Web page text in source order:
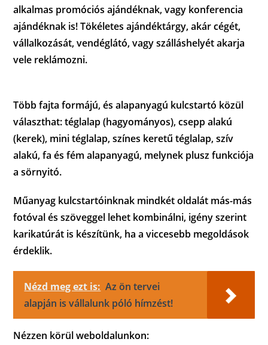
alkalmas promóciós ajándéknak, vagy konferencia
ajándéknak is! Tökéletes ajándéktárgy, akár cégét,
vállalkozását, vendéglátó, vagy szálláshelyét akarja
vele reklámozni.
Több fajta formájú, és alapanyagú kulcstartó közül
választhat: téglalap (hagyományos), csepp alakú
(kerek), mini téglalap, színes keretű téglalap, szív
alakú, fa és fém alapanyagú, melynek plusz funkciója
a sörnyitó.
Műanyag kulcstartóinknak mindkét oldalát más-más
fotóval és szöveggel lehet kombinálni, igény szerint
karikatúrát is készítünk, ha a viccesebb megoldások
érdeklik.
Nézd meg ezt is: Az ön tervei
alapján is vállalunk póló hímzést!
Nézzen körül weboldalunkon: